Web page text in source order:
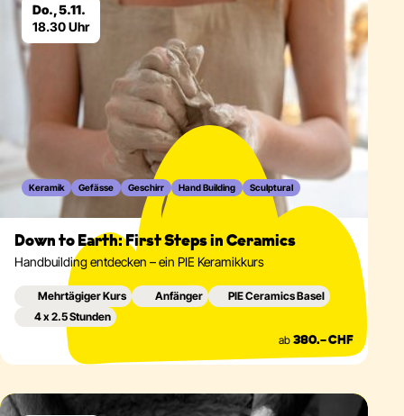
Do., 5.11.
18.30 Uhr
Keramik Gefässe Geschirr Hand Building Sculptural
Down to Earth: First Steps in Ceramics
Handbuilding entdecken – ein PIE Keramikkurs
Mehrtägiger Kurs Anfänger
PIE Ceramics Basel
4 x 2.5 Stunden
ab 380.– CHF
Eventdetails